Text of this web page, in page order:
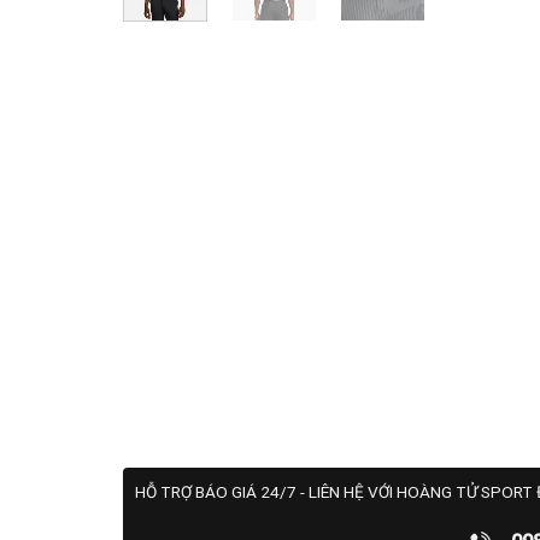
HỖ TRỢ BÁO GIÁ 24/7 - LIÊN HỆ VỚI HOÀNG TỬ